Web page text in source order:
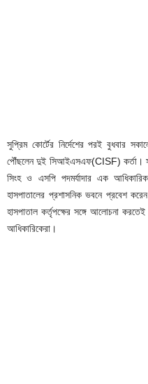
সুপ্রিম কোর্টের নির্দেশের পরই বুধবার
পৌঁছলেন দুই সিআইএসএফ(CISF) কর্তা।
সিংহ ও এসপি পদমর্যাদার এক
হাসপাতালের প্রশাসনিক ভবনে প্রবেশ
হাসপাতাল কর্তৃপক্ষের সঙ্গে আলোচনা
আধিকারিকেরা।